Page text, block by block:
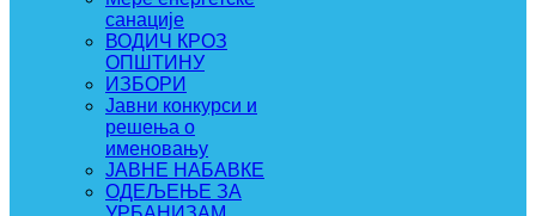
санације
ВОДИЧ КРОЗ
ОПШТИНУ
ИЗБОРИ
Јавни конкурси и
решења о
именовању
ЈАВНЕ НАБАВКЕ
ОДЕЉЕЊЕ ЗА